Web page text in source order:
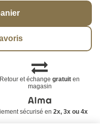
Retour et échangegratuit en
magasin
sécurisé en 2x, 3x ou 4x